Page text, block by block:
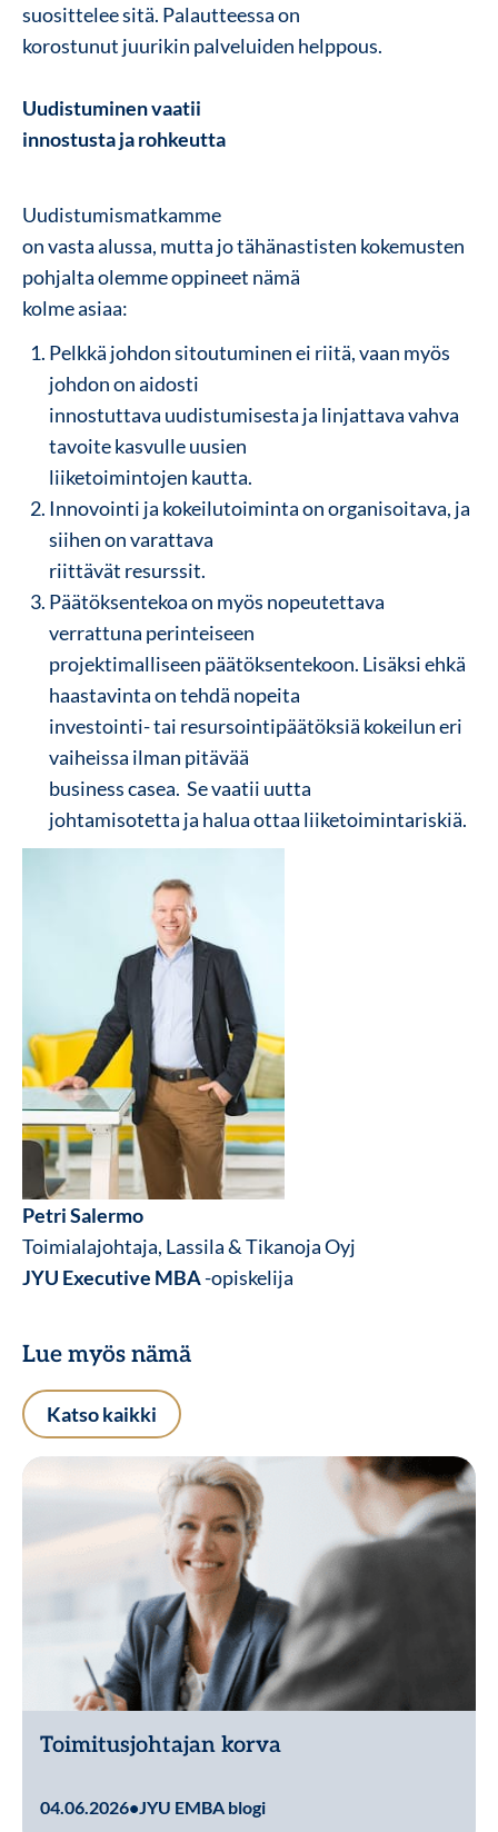
suosittelee sitä. Palautteessa on
korostunut juurikin palveluiden helppous.
Uudistuminen vaatii
innostusta ja rohkeutta
Uudistumismatkamme
on vasta alussa, mutta jo tähänastisten kokemusten
pohjalta olemme oppineet nämä
kolme asiaa:
Pelkkä johdon sitoutuminen ei riitä, vaan myös
johdon on aidosti
innostuttava uudistumisesta ja linjattava vahva
tavoite kasvulle uusien
liiketoimintojen kautta.
Innovointi ja kokeilutoiminta on organisoitava, ja
siihen on varattava
riittävät resurssit.
Päätöksentekoa on myös nopeutettava
verrattuna perinteiseen
projektimalliseen päätöksentekoon. Lisäksi ehkä
haastavinta on tehdä nopeita
investointi- tai resursointipäätöksiä kokeilun eri
vaiheissa ilman pitävää
business casea. Se vaatii uutta
johtamisotetta ja halua ottaa liiketoimintariskiä.
Petri Salermo
Toimialajohtaja, Lassila & Tikanoja Oyj
JYU Executive MBA-opiskelija
Lue myös nämä
Katso kaikki
Toimitusjohtajan korva
04.06.2026•JYU EMBA blogi